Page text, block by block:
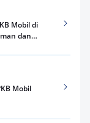
Mobil di
dan
Mobil